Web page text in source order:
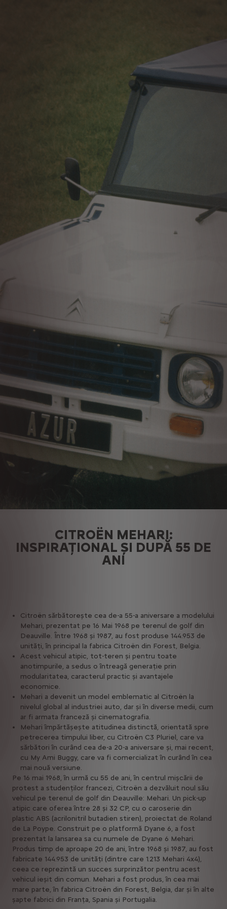
CITROËN MEHARI:
INSPIRAȚIONAL ȘI DUPĂ 55 DE
ANI
Citroën sărbătorește cea de-a 55-a aniversare a modelului
Mehari, prezentat pe 16 Mai 1968 pe terenul de golf din
Deauville. Între 1968 și 1987, au fost produse 144.953 de
unități, în principal la fabrica Citroën din Forest, Belgia.
Acest vehicul atipic, tot-teren și pentru toate
anotimpurile, a sedus o întreagă generație prin
modularitatea, caracterul practic și avantajele
economice.
Mehari a devenit un model emblematic al Citroën la
nivelul global al industriei auto, dar și în diverse medii, cum
ar fi armata franceză și cinematografia.
Mehari împărtășește atitudinea distinctă, orientată spre
petrecerea timpului liber, cu Citroën C3 Pluriel, care va
sărbători în curând cea de-a 20-a aniversare și, mai recent,
cu My Ami Buggy, care va fi comercializat în curând în cea
mai nouă versiune.
Pe 16 mai 1968, în urmă cu 55 de ani, în centrul mișcării de
protest a studenților francezi, Citroën a dezvăluit noul său
vehicul pe terenul de golf din Deauville: Mehari. Un pick-up
atipic care oferea între 28 și 32 CP, cu o caroserie din
plastic ABS (acrilonitril butadien stiren), proiectat de Roland
de La Poype. Construit pe o platformă Dyane 6, a fost
prezentat la lansarea sa cu numele de Dyane 6 Mehari.
Produs timp de aproape 20 de ani, între 1968 și 1987, au fost
fabricate 144.953 de unități (dintre care 1.213 Mehari 4x4),
ceea ce reprezintă un succes surprinzător pentru acest
vehicul ieșit din comun. Mehari a fost produs, în cea mai
mare parte, în fabrica Citroën din Forest, Belgia, dar și în alte
șapte fabrici din Franța, Spania și Portugalia.